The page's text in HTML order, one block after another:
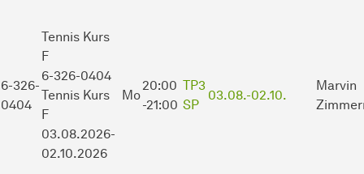
6-326-
0404
Tennis Kurs
F
6-326-0404
Tennis Kurs
F
03.08.2026-
02.10.2026
Mo
20:00
-21:00
TP3
SP
03.08.-02.10.
Marvin